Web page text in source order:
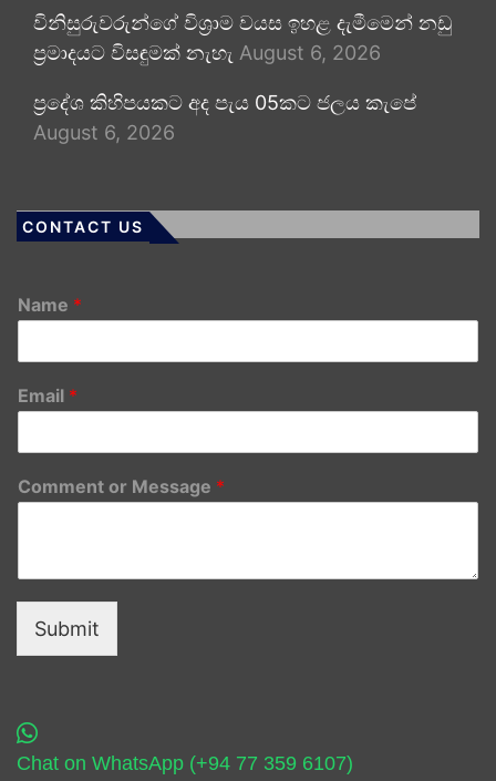
විනිසුරුවරුන්ගේ විශ්‍රාම වයස ඉහළ දැමීමෙන් නඩු
ප්‍රමාදයට විසඳුමක් නැහැ August 6, 2026
ප්‍රදේශ කිහිපයකට අද පැය 05කට ජලය කැපේ
August 6, 2026
CONTACT US
Name *
Email *
Comment or Message *
Submit
Chat on WhatsApp (+94 77 359 6107)